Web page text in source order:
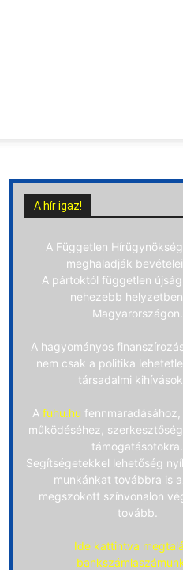
A hír igaz!
A Független
meghaladják
A pártoktól független
nehezebb
Magyarországon.
A hagyományos
nem csak a politika
társadalmi kihívások
A fuhu.hu
működéséhez,
támogatásotokra.
Segítségetekkel lehetőség
munkánkat továbbra is
megszokott színvonalon
tovább.
Ide kattintva